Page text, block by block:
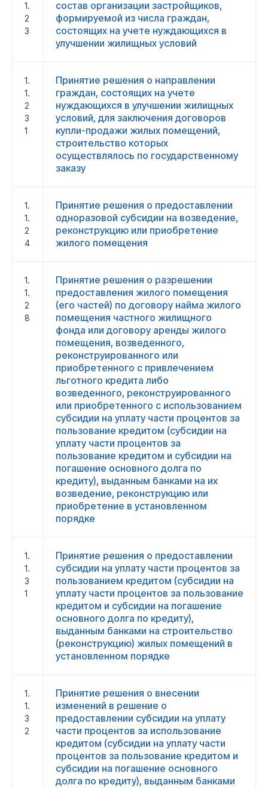
1.
2
3
состав организации застройщиков,
формируемой из числа граждан,
состоящих на учете нуждающихся в
улучшении жилищных условий
1.
1.
2
3
1
Принятие решения о направлении
граждан, состоящих на учете
нуждающихся в улучшении жилищных
условий, для заключения договоров
купли-продажи жилых помещений,
строительство которых
осуществлялось по государственному
заказу
1.
1.
2
4
Принятие решения о предоставлении
одноразовой субсидии на возведение,
реконструкцию или приобретение
жилого помещения
1.
1.
2
8
Принятие решения о разрешении
предоставления жилого помещения
(его частей) по договору найма жилого
помещения частного жилищного
фонда или договору аренды жилого
помещения, возведенного,
реконструированного или
приобретенного с привлечением
льготного кредита либо
возведенного, реконструированного
или приобретенного с использованием
субсидии на уплату части процентов за
пользование кредитом (субсидии на
уплату части процентов за
пользование кредитом и субсидии на
погашение основного долга по
кредиту), выданным банками на их
возведение, реконструкцию или
приобретение в установленном
порядке
1.
1.
3
1
Принятие решения о предоставлении
субсидии на уплату части процентов за
пользованием кредитом (субсидии на
уплату части процентов за пользование
кредитом и субсидии на погашение
основного долга по кредиту),
выданным банками на строительство
(реконструкцию) жилых помещений в
установленном порядке
1.
1.
3
2
Принятие решения о внесении
изменений в решение о
предоставлении субсидии на уплату
части процентов за использование
кредитом (субсидии на уплату части
процентов за пользование кредитом и
субсидии на погашение основного
долга по кредиту), выданным банками